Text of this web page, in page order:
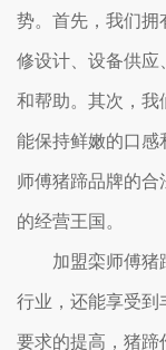
势。首先，我们拥
修设计、设备供应
和帮助。其次，我
能保持鲜嫩的口感
师傅猪蹄品牌的合
的经营王国。
加盟栾师傅猪
行业，还能享受到
要求的提高，猪蹄